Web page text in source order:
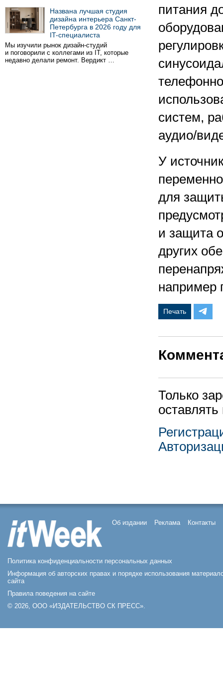
Названа лучшая студия
дизайна интерьера Санкт-
Петербурга в 2026 году для
IT-специалиста
Мы изучили рынок дизайн-студий
и поговорили с коллегами из IT, которые
недавно делали ремонт. Вердикт …
питания
систем,
аудио/
У
для
и защита
других
например
Печать
Только
Об издании Реклама Контакты
Политика конфиденциальности персональных данных
Информация об авторских правах и порядке использования
сайта
Правила поведения на сайте
© 2026, ООО «ИЗДАТЕЛЬСТВО СК ПРЕСС».